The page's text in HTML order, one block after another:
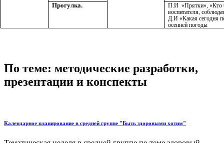
Прогулка.
П.И «Прятки», «Кто
воспитателя,
Д.И «Какая сегодня
осенней погоды
По теме: методические разработки,
презентации и конспекты
Календарное планирование в средней группе "Быть здоровыми хотим"